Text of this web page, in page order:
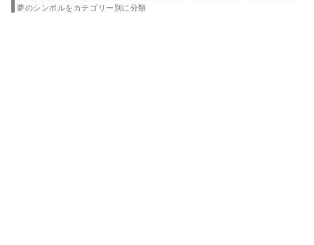
夢のシンボルをカテゴリー別に分類